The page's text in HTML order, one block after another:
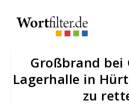
Großbrand bei
Lagerhalle in
zu